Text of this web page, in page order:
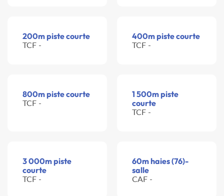
200m piste courte
TCF -
400m piste courte
TCF -
800m piste courte
TCF -
1 500m piste
courte
TCF -
3 000m piste
courte
TCF -
60m haies (76)-
salle
CAF -